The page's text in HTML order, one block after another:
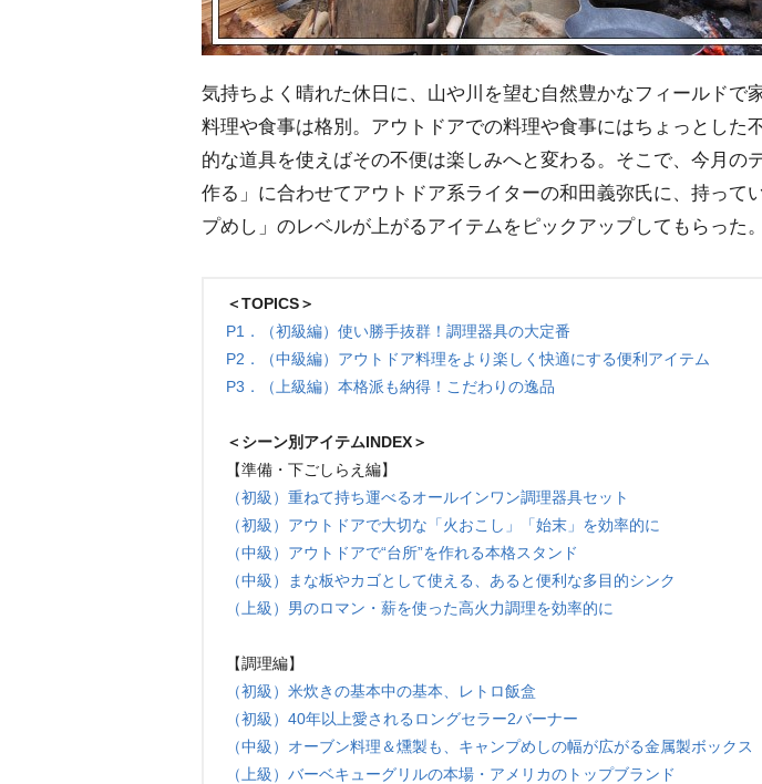
気持ちよく晴れた休日に、山や川を望む自然豊かなフィールドで
料理や食事は格別。アウトドアでの料理や食事にはちょっとした
的な道具を使えばその不便は楽しみへと変わる。そこで、今月の
作る」に合わせてアウトドア系ライターの和田義弥氏に、持って
プめし」のレベルが上がるアイテムをピックアップしてもらった。
＜TOPICS＞
P1．（初級編）使い勝手抜群！調理器具の大定番
P2．（中級編）アウトドア料理をより楽しく快適にする便利アイテム
P3．（上級編）本格派も納得！こだわりの逸品
＜シーン別アイテムINDEX＞
【準備・下ごしらえ編】
（初級）重ねて持ち運べるオールインワン調理器具セット
（初級）アウトドアで大切な「火おこし」「始末」を効率的に
（中級）アウトドアで“台所”を作れる本格スタンド
（中級）まな板やカゴとして使える、あると便利な多目的シンク
（上級）男のロマン・薪を使った高火力調理を効率的に
【調理編】
（初級）米炊きの基本中の基本、レトロ飯盒
（初級）40年以上愛されるロングセラー2バーナー
（中級）オーブン料理＆燻製も、キャンプめしの幅が広がる金属製ボックス
（上級）バーベキューグリルの本場・アメリカのトップブランド